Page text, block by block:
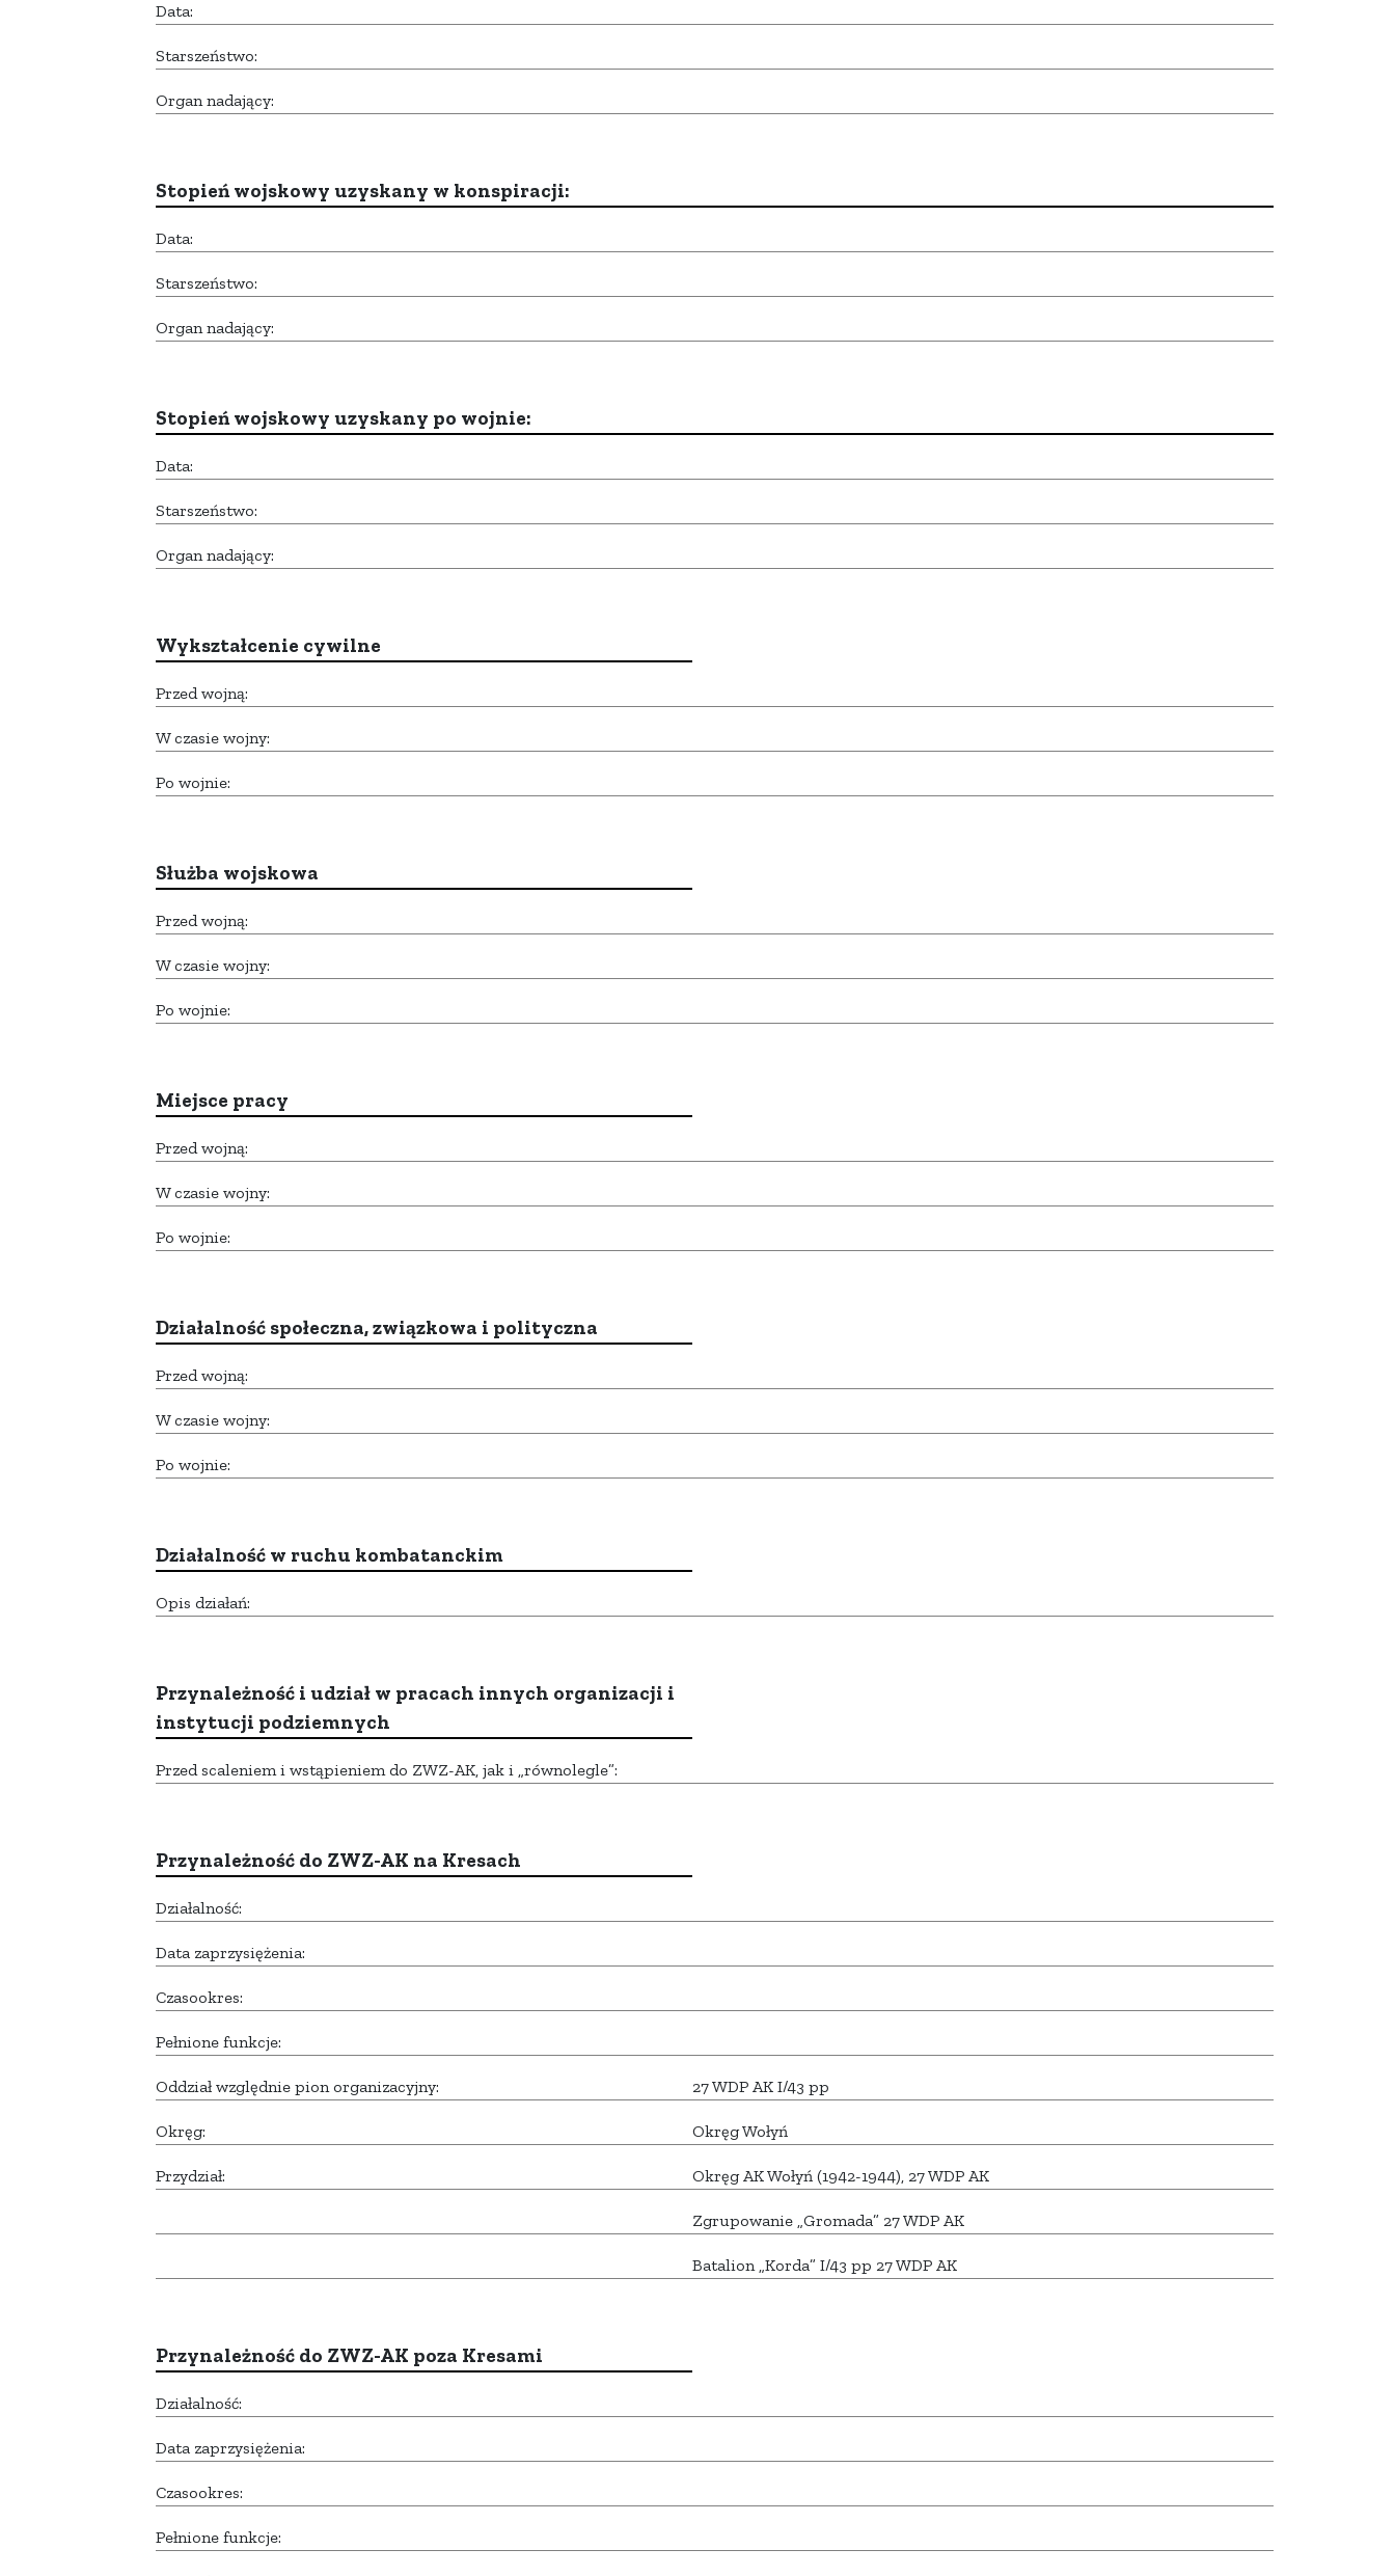
Data:
Starszeństwo:
Organ nadający:
Stopień wojskowy uzyskany w konspiracji:
Data:
Starszeństwo:
Organ nadający:
Stopień wojskowy uzyskany po wojnie:
Data:
Starszeństwo:
Organ nadający:
Wykształcenie cywilne
Przed wojną:
W czasie wojny:
Po wojnie:
Służba wojskowa
Przed wojną:
W czasie wojny:
Po wojnie:
Miejsce pracy
Przed wojną:
W czasie wojny:
Po wojnie:
Działalność społeczna, związkowa i polityczna
Przed wojną:
W czasie wojny:
Po wojnie:
Działalność w ruchu kombatanckim
Opis działań:
Przynależność i udział w pracach innych organizacji i
instytucji podziemnych
Przed scaleniem i wstąpieniem do ZWZ-AK, jak i „równolegle”:
Przynależność do ZWZ-AK na Kresach
Działalność:
Data zaprzysiężenia:
Czasookres:
Pełnione funkcje:
Oddział względnie pion organizacyjny: 27 WDP AK I/43 pp
Okręg: Okręg Wołyń
Przydział: Okręg AK Wołyń (1942-1944), 27 WDP AK
Zgrupowanie „Gromada” 27 WDP AK
Batalion „Korda” I/43 pp 27 WDP AK
Przynależność do ZWZ-AK poza Kresami
Działalność:
Data zaprzysiężenia:
Czasookres:
Pełnione funkcje: